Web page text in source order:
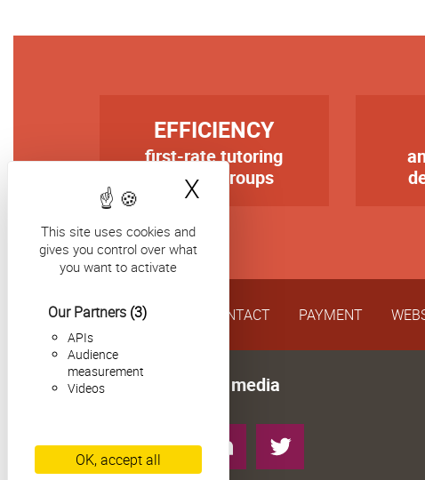
This site uses cookies and
gives you control over what
you want to activate
Our Partners (3)
APIs
Audience
measurement
Videos
OK, accept all
X Hide cookie banner
TITREEFFICIENCY
Textefirst-rate tutoring
in small groups
Texte
CONTACT PAYMENT
Follow us on social media
LinkedIn Twitter